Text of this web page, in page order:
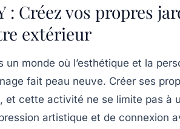
: Créez vos propres
extérieur
un monde où l’esthétique et la
fait peau neuve. Créer ses
et cette activité ne se limite pas à
artistique et de connexion